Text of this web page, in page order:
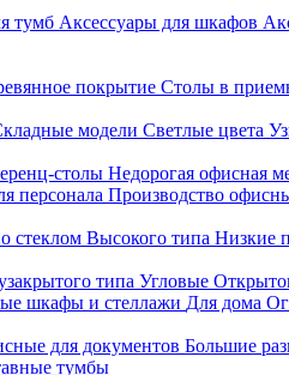
тумб Аксессуары для шкафов
покрытие Столы в
модели Светлые цвета
столы Недорогая офисная
персонала Производство
стеклом Высокого типа Низкие
типа Угловые
шкафы и стеллажи Для дома
для документов Большие
тумбы